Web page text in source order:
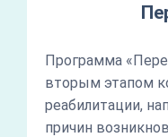
Программа
вторым этапом
реабилитации,
причин